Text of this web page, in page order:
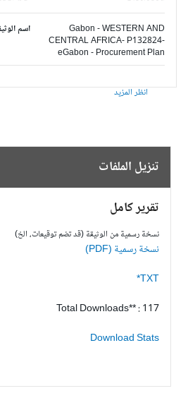
اسم الوثيقة
Gabon - WESTERN AND
CENTRAL AFRICA- P132824-
eGabon - Procurement Plan
انظر المزيد
تنزيل الملفات
تقرير كامل
نسخة رسمية من الوثيقة (قد تضم توقيعات، الخ)
نسخة رسمية (PDF)
TXT*
Total Downloads** : 117
Download Stats